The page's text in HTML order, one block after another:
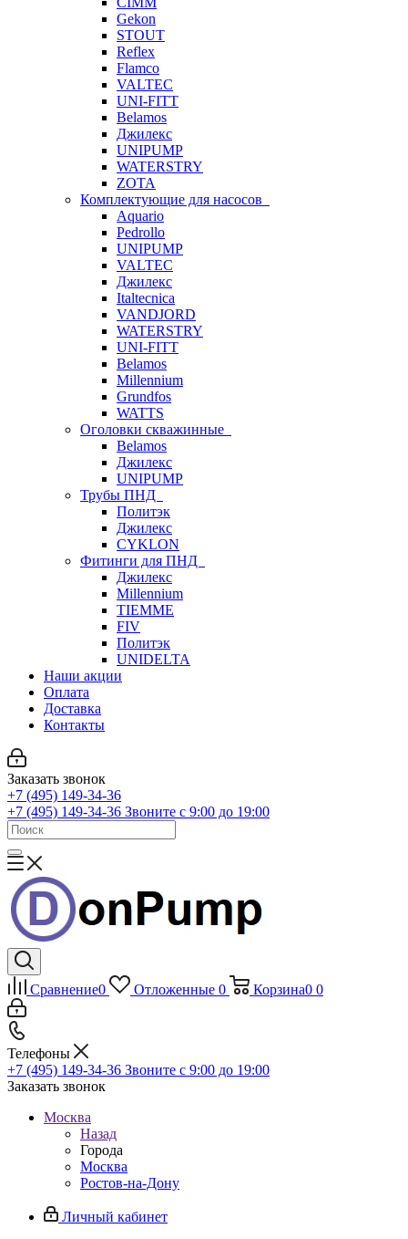
Gekon
STOUT
Reflex
Flamco
VALTEC
UNI-FITT
Belamos
Джилекс
UNIPUMP
WATERSTRY
ZOTA
Комплектующие для насосов
Aquario
Pedrollo
UNIPUMP
VALTEC
Джилекс
Italtecnica
VANDJORD
WATERSTRY
UNI-FITT
Belamos
Millennium
Grundfos
WATTS
Оголовки скважинные
Belamos
Джилекс
UNIPUMP
Трубы ПНД
Политэк
Джилекс
CYKLON
Фитинги для ПНД
Джилекс
Millennium
TIEMME
FIV
Политэк
UNIDELTA
Наши акции
Оплата
Доставка
Контакты
Заказать звонок
+7 (495) 149-34-36
+7 (495) 149-34-36 Звоните с 9:00 до 19:00
Сравнение0 Отложенные 0 Корзина0 0
Телефоны
+7 (495) 149-34-36 Звоните с 9:00 до 19:00
Заказать звонок
Москва
Назад
Города
Москва
Ростов-на-Дону
Личный кабинет